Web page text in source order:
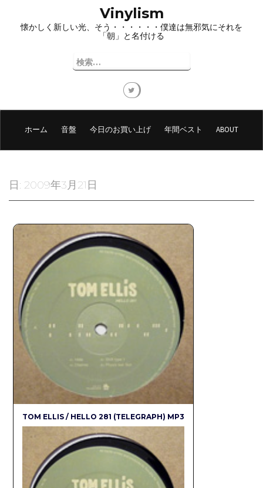
プ
Vinylism
懐かしく新しい光、そう・・・・・・僕達は無邪気にそれを
「朝」と名付ける
検
索:
ホーム 音盤 今日のお買い上げ 年間ベスト ABOUT
日: 2009年3月21日
TOM ELLIS / HELLO 281 (TELEGRAPH) MP3